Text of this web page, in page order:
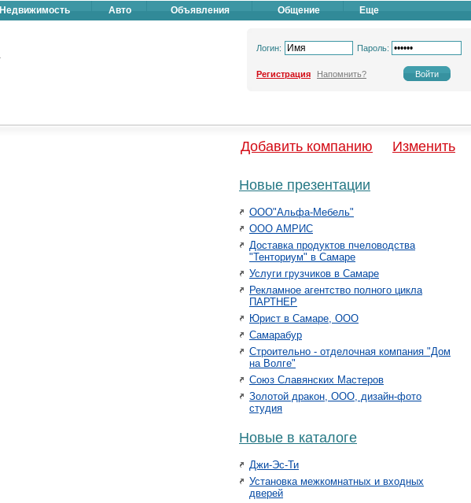
Недвижимость Авто Объявления Общение Еще
Логин: Пароль:
Регистрация Напомнить?
Добавить компанию Изменить
Новые презентации
ООО"Альфа-Мебель"
ООО АМРИС
Доставка продуктов пчеловодства
"Тенториум" в Самаре
Услуги грузчиков в Самаре
Рекламное агентство полного цикла
ПАРТНЕР
Юрист в Самаре, ООО
Самарабур
Строительно - отделочная компания "Дом
на Волге"
Союз Славянских Мастеров
Золотой дракон, ООО, дизайн-фото
студия
Новые в каталоге
Джи-Эс-Ти
Установка межкомнатных и входных
дверей